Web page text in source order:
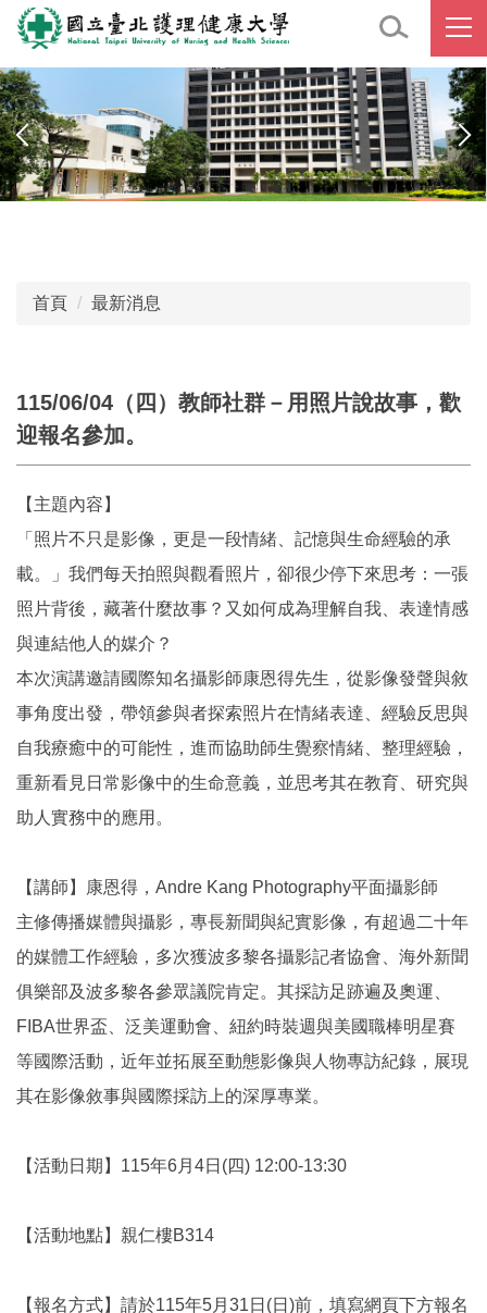
跳
到
主
要
內
容
區
首頁 最新消息
115/06/04（四）教師社群－用照片說故事，歡
迎報名參加。
【主題內容】
「照片不只是影像，更是一段情緒、記憶與生命經驗的承
載。」我們每天拍照與觀看照片，卻很少停下來思考：一張
照片背後，藏著什麼故事？又如何成為理解自我、表達情感
與連結他人的媒介？
本次演講邀請國際知名攝影師康恩得先生，從影像發聲與敘
事角度出發，帶領參與者探索照片在情緒表達、經驗反思與
自我療癒中的可能性，進而協助師生覺察情緒、整理經驗，
重新看見日常影像中的生命意義，並思考其在教育、研究與
助人實務中的應用。
【講師】康恩得，Andre Kang Photography平面攝影師
主修傳播媒體與攝影，專長新聞與紀實影像，有超過二十年
的媒體工作經驗，多次獲波多黎各攝影記者協會、海外新聞
俱樂部及波多黎各參眾議院肯定。其採訪足跡遍及奧運、
FIBA世界盃、泛美運動會、紐約時裝週與美國職棒明星賽
等國際活動，近年並拓展至動態影像與人物專訪紀錄，展現
其在影像敘事與國際採訪上的深厚專業。
【活動日期】115年6月4日(四) 12:00-13:30
【活動地點】親仁樓B314
【報名方式】請於115年5月31日(日)前，填寫網頁下方報名